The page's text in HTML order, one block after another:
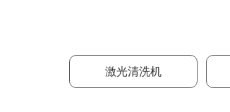
激光清洗机